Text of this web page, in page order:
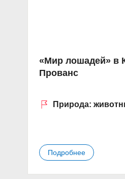
«Мир лошадей» в
Прованс
Природа:
Подробнее